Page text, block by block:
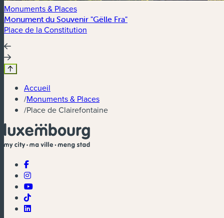
Monuments & Places
Monument du Souvenir "Gëlle Fra"
Place de la Constitution
Accueil
/Monuments & Places
/Place de Clairefontaine